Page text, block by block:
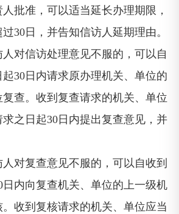
批准，可以适当延长办理期限，
30日，并告知信访人延期理由。
对信访处理意见不服的，可以自
30日内请求原办理机关、单位的
查。收到复查请求的机关、单位
之日起30日内提出复查意见，并
对复查意见不服的，可以自收到
内向复查机关、单位的上一级机
收到复核请求的机关、单位应当